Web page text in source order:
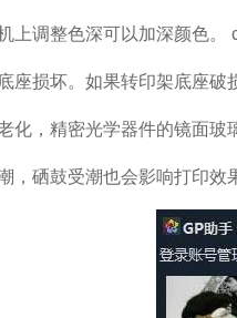
上调整色深可以加深颜色。
座损坏。如果转印架底座破
化，精密光学器件的镜面玻
，硒鼓受潮也会影响打印效